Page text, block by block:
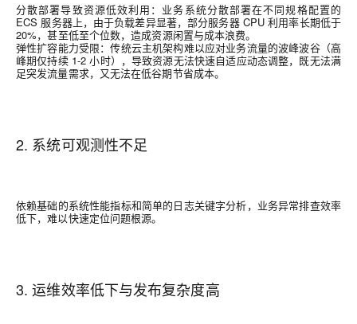
分散部署导致资源低效利用：业务系统分散部署在不同规格配置的
ECS 服务器上，由于负载差异显著，部分服务器 CPU 利用率长期低于
20%，甚至低至个位数，造成资源闲置与成本浪费。
弹性扩容能力受限：传统云主机架构难以应对业务流量的波峰波谷（高
峰期仅持续 1-2 小时），导致资源无法快速自适应动态调整，既无法满
足突发流量需求，又无法在低谷期节省成本。
2. 系统可观测性不足
依赖基础的系统性能指标和简单的日志关键字分析，业务异常排查效率
低下，难以快速定位问题根源。
3. 运维效率低下与发布复杂度高